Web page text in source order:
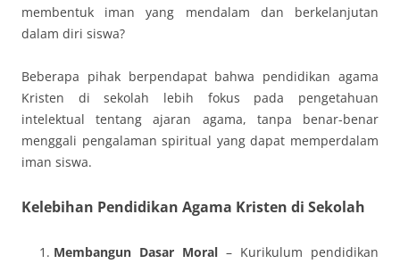
membentuk iman yang mendalam dan berkelanjutan
dalam diri siswa?
Beberapa pihak berpendapat bahwa pendidikan agama
Kristen di sekolah lebih fokus pada pengetahuan
intelektual tentang ajaran agama, tanpa benar-benar
menggali pengalaman spiritual yang dapat memperdalam
iman siswa.
Kelebihan Pendidikan Agama Kristen di Sekolah
Membangun Dasar Moral – Kurikulum pendidikan